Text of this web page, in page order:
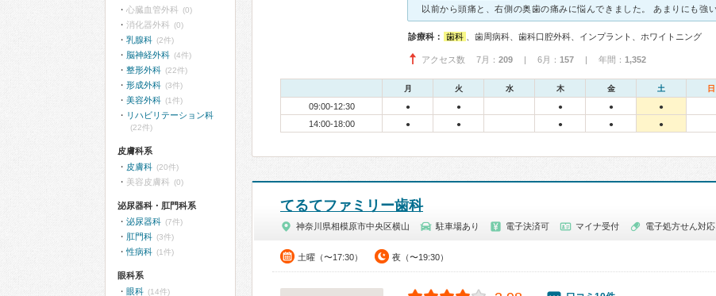
診療科： 歯科 、歯周病科、歯科口腔外科、インプラント、ホワイトニング
アクセス数 7月： 209 | 6月： 157 | 年間： 1,352
月 火 水 木 金 土 日
09:00-12:30 ● ● ● ● ●
14:00-18:00 ● ● ● ● ●
てるてファミリー歯科
神奈川県相模原市中央区横山 駐車場あり 電子決済可 マイナ受付 電子処方せん対応
土曜（〜17:30） 夜（〜19:30）
心臓血管外科 (0)
消化器外科 (0)
乳腺科 (2件)
脳神経外科 (4件)
整形外科 (22件)
形成外科 (3件)
美容外科 (1件)
リハビリテーション科
(22件)
皮膚科系
皮膚科 (20件)
美容皮膚科 (0)
泌尿器科・肛門科系
泌尿器科 (7件)
肛門科 (3件)
性病科 (1件)
眼科系
眼科 (14件)